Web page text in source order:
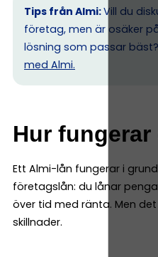
Tips från Almi:Vill du
företag, men är osäker
lösning som passar bäst?
med Almi.
Hur
Ett Almi-lån fungerar i
företagslån: du lånar
över tid med ränta. Men
skillnader.